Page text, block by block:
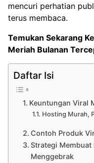
mencuri perhatian
terus membaca.
Temukan Sekarang
Meriah Bulanan
Daftar Isi
Keuntungan Viral
Hosting Murah,
Contoh Produk
Strategi
Menggebrak